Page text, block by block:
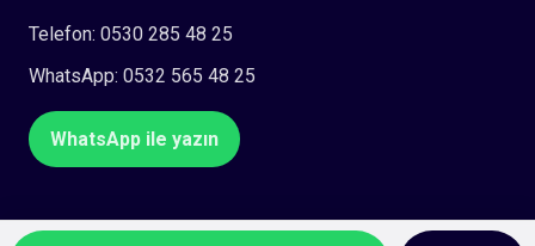
Telefon: 0530 285 48 25
WhatsApp: 0532 565 48 25
WhatsApp ile yazın